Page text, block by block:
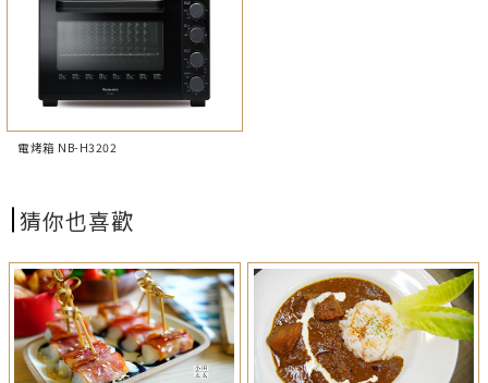
電烤箱 NB-H3202
猜你也喜歡